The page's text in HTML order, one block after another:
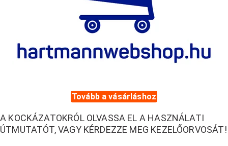
Tovább a vásárláshoz
A KOCKÁZATOKRÓL OLVASSA EL A HASZNÁLATI
ÚTMUTATÓT, VAGY KÉRDEZZE MEG KEZELŐORVOSÁT!